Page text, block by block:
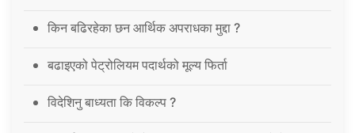
किन बढिरहेका छन आर्थिक अपराधका मुद्दा ?
बढाइएको पेट्रोलियम पदार्थको मूल्य फिर्ता
विदेशिनु बाध्यता कि विकल्प ?